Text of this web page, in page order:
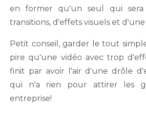
en former qu'un seul qui sera
transitions, d'effets visuels et
Petit conseil, garder le tout
pire qu'une vidéo avec trop
finit par avoir l'air d'une drôle
qui n'a rien pour attirer les
entreprise!